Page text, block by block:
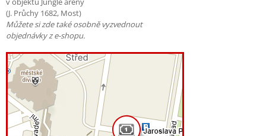
(J. Průchy 1682, Most)
Můžete si zde také osobně vyzvednout
objednávky z e-shopu.